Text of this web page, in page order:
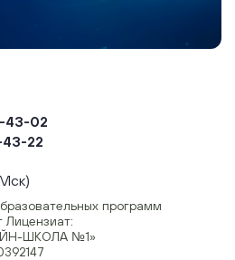
43-02
22
программ
Лицензиат:
ШКОЛА №1»